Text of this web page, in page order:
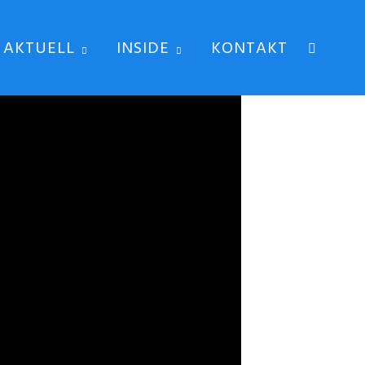
AKTUELL INSIDE KONTAKT